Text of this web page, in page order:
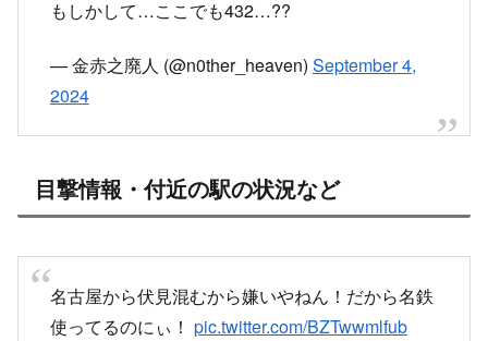
もしかして…ここでも432…??
— 金赤之廃人 (@n0ther_heaven) September 4,
2024
目撃情報・付近の駅の状況など
名古屋から伏見混むから嫌いやねん！だから名鉄
使ってるのにぃ！ pic.twitter.com/BZTwwmlfub